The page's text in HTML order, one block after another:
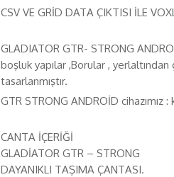
CSV VE GRİD DATA ÇIKTISI İLE
GLADIATOR GTR- STRONG
boşluk yapılar ,Borular ,
tasarlanmıştır.
GTR STRONG ANDROİD
CANTA İÇERİĞİ
GLADİATOR GTR – STRONG
DAYANIKLI TAŞIMA ÇANTASI.